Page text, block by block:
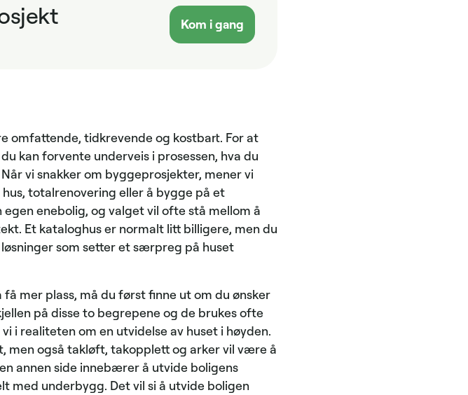
Kom i gang
omfattende, tidkrevende og kostbart. For at
kan forvente underveis i prosessen, hva du
vi snakker om byggeprosjekter, mener vi
totalrenovering eller å bygge på et
enebolig, og valget vil ofte stå mellom å
Et kataloghus er normalt litt billigere, men du
som setter et særpreg på huset
mer plass, må du først finne ut om du ønsker
på disse to begrepene og de brukes ofte
i realiteten om en utvidelse av huset i høyden.
men også takløft, takopplett og arker vil være å
annen side innebærer å utvide boligens
med underbygg. Det vil si å utvide boligen